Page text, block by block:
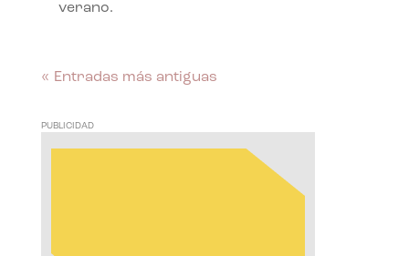
verano.
« Entradas más antiguas
PUBLICIDAD